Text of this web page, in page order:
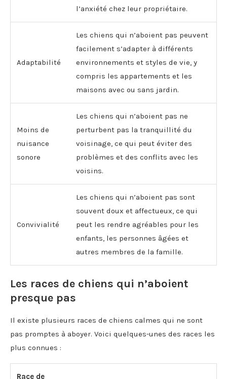
l’anxiété chez leur propriétaire.
Adaptabilité
Les chiens qui n’aboient pas peuvent
facilement s’adapter à différents
environnements et styles de vie, y
compris les appartements et les
maisons avec ou sans jardin.
Moins de
nuisance
sonore
Les chiens qui n’aboient pas ne
perturbent pas la tranquillité du
voisinage, ce qui peut éviter des
problèmes et des conflits avec les
voisins.
Convivialité
Les chiens qui n’aboient pas sont
souvent doux et affectueux, ce qui
peut les rendre agréables pour les
enfants, les personnes âgées et
autres membres de la famille.
Les races de chiens qui n’aboient
presque pas
Il existe plusieurs races de chiens calmes qui ne sont
pas promptes à aboyer. Voici quelques-unes des races les
plus connues :
Race de